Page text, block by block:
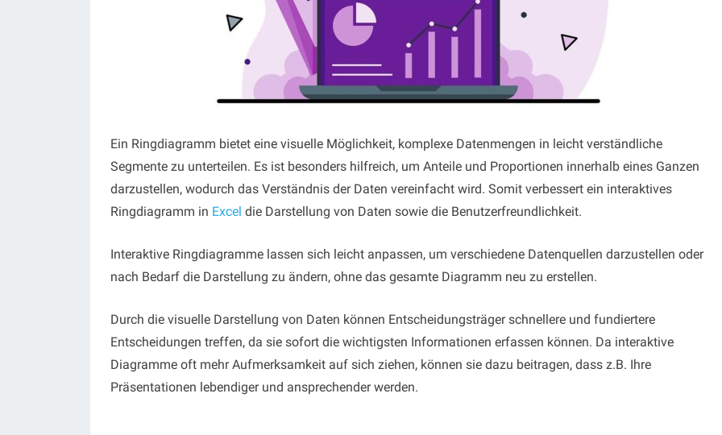
Ein Ringdiagramm bietet eine visuelle Möglichkeit, komplexe Datenmengen in leicht verständliche
Segmente zu unterteilen. Es ist besonders hilfreich, um Anteile und Proportionen innerhalb eines Ganzen
darzustellen, wodurch das Verständnis der Daten vereinfacht wird. Somit verbessert ein interaktives
Ringdiagramm in Excel die Darstellung von Daten sowie die Benutzerfreundlichkeit.
Interaktive Ringdiagramme lassen sich leicht anpassen, um verschiedene Datenquellen darzustellen oder
nach Bedarf die Darstellung zu ändern, ohne das gesamte Diagramm neu zu erstellen.
Durch die visuelle Darstellung von Daten können Entscheidungsträger schnellere und fundiertere
Entscheidungen treffen, da sie sofort die wichtigsten Informationen erfassen können. Da interaktive
Diagramme oft mehr Aufmerksamkeit auf sich ziehen, können sie dazu beitragen, dass z.B. Ihre
Präsentationen lebendiger und ansprechender werden.